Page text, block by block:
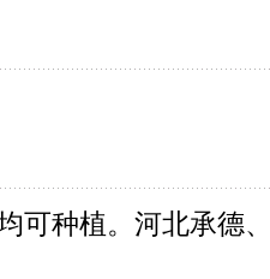
可种植。河北承德